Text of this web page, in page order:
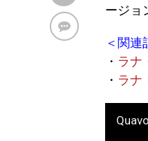
ージョ
＜関連
・ ラナ
・ ラナ